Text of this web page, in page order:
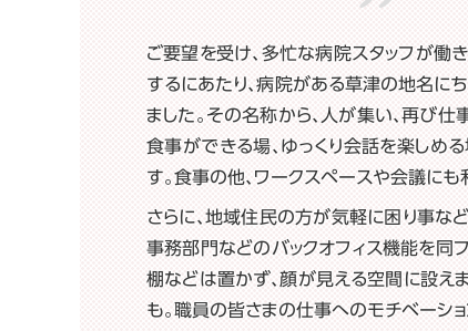
ご要望を受け、多忙な病院スタッフが働
するにあたり、病院がある草津の地名にち
ました。その名称から、人が集い、再び仕
食事ができる場、ゆっくり会話を楽しめ
す。食事の他、ワークスペースや会議にも
さらに、地域住民の方が気軽に困り事な
事務部門などのバックオフィス機能を同
棚などは置かず、顔が見える空間に設え
も。職員の皆さまの仕事へのモチベーシ